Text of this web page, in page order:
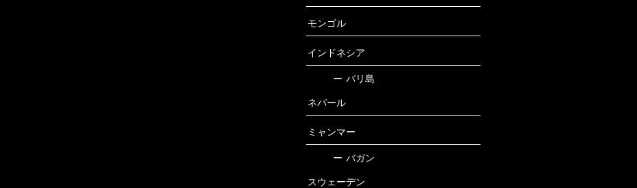
モンゴル
インドネシア
ー バリ島
ネパール
ミャンマー
ー バガン
スウェーデン